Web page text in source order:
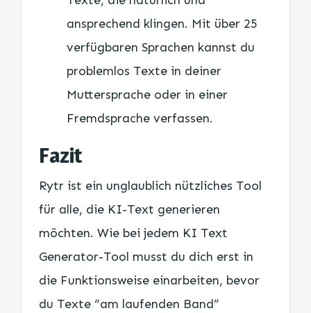
ansprechend klingen. Mit über 25
verfügbaren Sprachen kannst du
problemlos Texte in deiner
Muttersprache oder in einer
Fremdsprache verfassen.
Fazit
Rytr ist ein unglaublich nützliches Tool
für alle, die KI-Text generieren
möchten. Wie bei jedem KI Text
Generator-Tool musst du dich erst in
die Funktionsweise einarbeiten, bevor
du Texte “am laufenden Band”